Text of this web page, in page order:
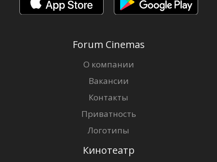
Forum Cinemas
О компании
Вакансии
Контакты
Приватность
Логотипы
Кинотеатр